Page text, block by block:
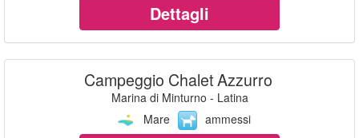
Dettagli
Campeggio Chalet Azzurro
Marina di Minturno - Latina
Mare
ammessi